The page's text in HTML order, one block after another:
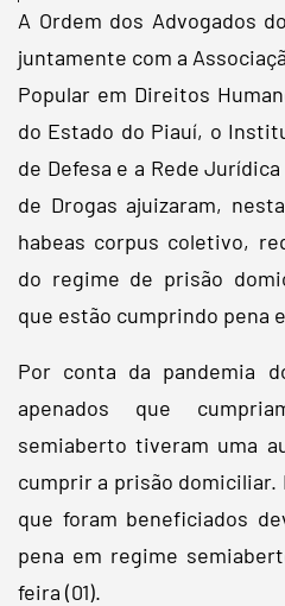
A Ordem dos Advogados
juntamente com a
Popular em Direitos
do Estado do Piauí, o
de Defesa e a Rede
de Drogas ajuizaram,
habeas corpus coletivo,
do regime de prisão
que estão cumprindo pena
Por conta da pandemia
apenados que
semiaberto tiveram uma
cumprir a prisão
que foram beneficiados
pena em regime
feira (01).